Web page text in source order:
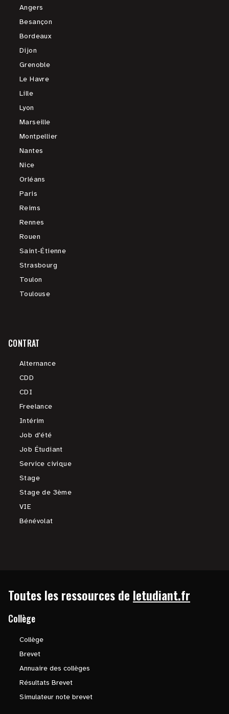
Angers
Besançon
Bordeaux
Dijon
Grenoble
Le Havre
Lille
Lyon
Marseille
Montpellier
Nantes
Nice
Orléans
Paris
Reims
Rennes
Rouen
Saint-Étienne
Strasbourg
Toulon
Toulouse
CONTRAT
Alternance
CDD
CDI
Freelance
Intérim
Job d'été
Job Étudiant
Service civique
Stage
Stage de 3ème
VIE
Bénévolat
Toutes les ressources de letudiant.fr
Collège
Collège
Brevet
Annuaire des collèges
Résultats Brevet
Simulateur note brevet